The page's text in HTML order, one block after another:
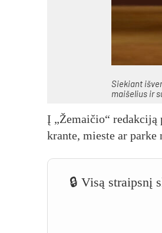
Sie­kiant
mai­še­lius ir
Į „Že­mai­čio“ re­dak­ci­ją
kran­te, mies­te ar
🔒 Visą straipsnį